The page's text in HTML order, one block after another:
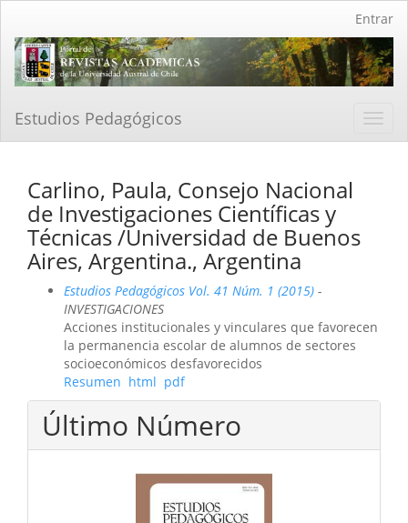
Contenido
principal
Barra
Entrar
Estudios Pedagógicos
Carlino, Paula, Consejo Nacional
de Investigaciones Científicas y
Técnicas /Universidad de Buenos
Aires, Argentina., Argentina
Estudios Pedagógicos Vol. 41 Núm. 1 (2015) -
INVESTIGACIONES
Acciones institucionales y vinculares que favorecen
la permanencia escolar de alumnos de sectores
socioeconómicos desfavorecidos
Resumen html pdf
Último Número